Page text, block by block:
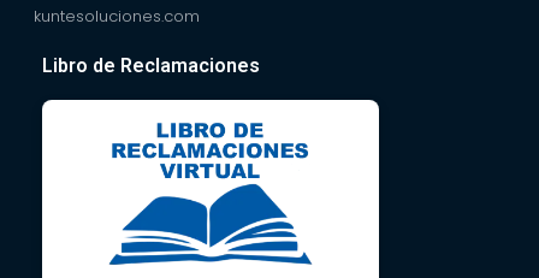
kuntesoluciones.com
Libro de Reclamaciones